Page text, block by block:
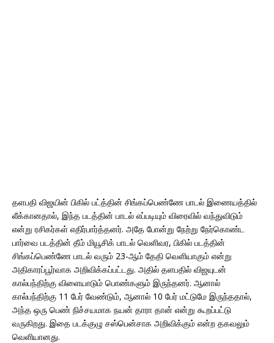
தளபதி விஜயின் பிகில் பட்த்தின் சிங்கப்பெண்ணே பாடல் இணையத்தில்
லீக்கானதால், இந்த படத்தின் பாடல் எப்படியும் விரைவில் வந்துவிடும்
என்று ரசிகர்கள் எதிர்பார்த்தனர். அதே போன்று நேற்று நேர்கொண்ட
பார்வை படத்தின் தீம் மியூசிக் பாடல் வெளிவர, பிகில் படத்தின்
சிங்கப்பெண்ணே பாடல் வரும் 23-ஆம் தேதி வெளியாகும் என்று
அதிகாரப்பூர்வாக அறிவிக்கப்பட்டது. அதில் தளபதில் விஜயுடன்
கால்பந்திற்கு விளையாடும் பொண்களும் இருந்தனர். ஆனால்
கால்பந்திற்கு 11 பேர் வேண்டும், ஆனால் 10 பேர் மட்டுமே இருந்ததால்,
அந்த ஒரு பெண் நிச்சயமாக நயன் தாரா தான் என்று கூறப்பட்டு
வருகிறது. இதை படக்குழு சஸ்பென்சாக அறிவிக்கும் என்ற தகவலும்
வெளியானது.